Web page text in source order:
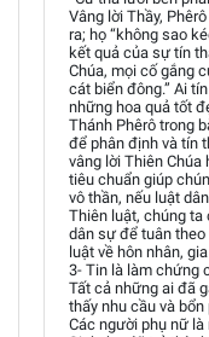
Vâng lời Thầy,
ra; họ “không sao
kết quả của sự tín
Chúa, mọi cố gắng
cát biển đông.” Ai
những hoa quả tốt
Thánh Phêrô trong
để phân định và tín
vâng lời Thiên Chúa
tiêu chuẩn giúp
vô thần, nếu luật
Thiên luật, chúng
dân sự để tuân
luật về hôn nhân,
3- Tin là làm chứng
Tất cả những ai đã
thấy nhu cầu và
Các người phụ nữ